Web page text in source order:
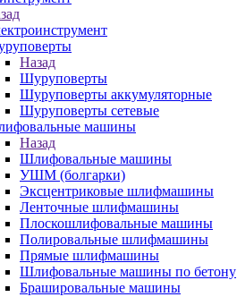
Назад
Шуруповерты
Шуруповерты аккумуляторные
Шуруповерты сетевые
машины
Назад
Шлифовальные машины
УШМ (болгарки)
Эксцентриковые шлифмашины
Ленточные шлифмашины
Плоскошлифовальные машины
Полировальные шлифмашины
Прямые шлифмашины
Шлифовальные машины по бетону
Брашировальные машины